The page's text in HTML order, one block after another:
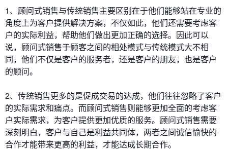
1、顾问式销售与传统销售主要区别在于他们能够站在专业的
角度上为客户提供解决方案，不仅如此，他们还需要考虑客
户的实际利益，帮助他们做出更加正确的选择。因此可以
说，顾问式销售于顾客之间的相处模式与传统模式大不相
同，他们不仅是客户的服务者，还是客户的朋友，也是客户
的顾问。
2、传统销售更多的是促成交易的达成，他们往往忽略了客户
的实际需求和痛点。而顾问式销售则能够更加全面的考虑客
户实际需求，为客户提供更加优质的服务。顾问式销售需要
深刻明白，客户与自己是利益共同体，两者之间诚信愉快的
合作才能带来更高的利益，才能达成长期合作。